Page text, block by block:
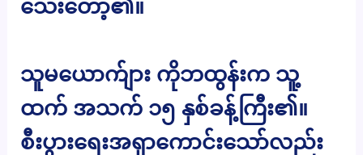
သေးတော့၏။
သူမယောက်ျား ကိုဘထွန်းက သူ့
ထက် အသက် ၁၅ နှစ်ခန့်ကြီး၏။
စီးပွားရေးအရှာကောင်းသော်လည်း